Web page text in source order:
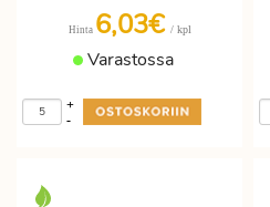
Hinta 6,03€ / kpl
Varastossa
-
+